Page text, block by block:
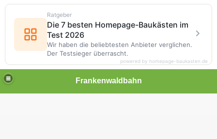
Frankenwaldbahn
Ratgeber
Die 7 besten Homepage-Baukästen im
Test 2026
Wir haben die beliebtesten Anbieter verglichen.
Der Testsieger überrascht.
powered by homepage-baukasten.de